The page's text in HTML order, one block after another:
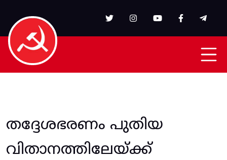
തദ്ദേശഭരണം പുതിയ
വിതാനത്തിലേയ്ക്ക്